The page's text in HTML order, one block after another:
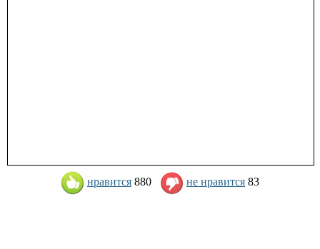
нравится 880 не нравится 83